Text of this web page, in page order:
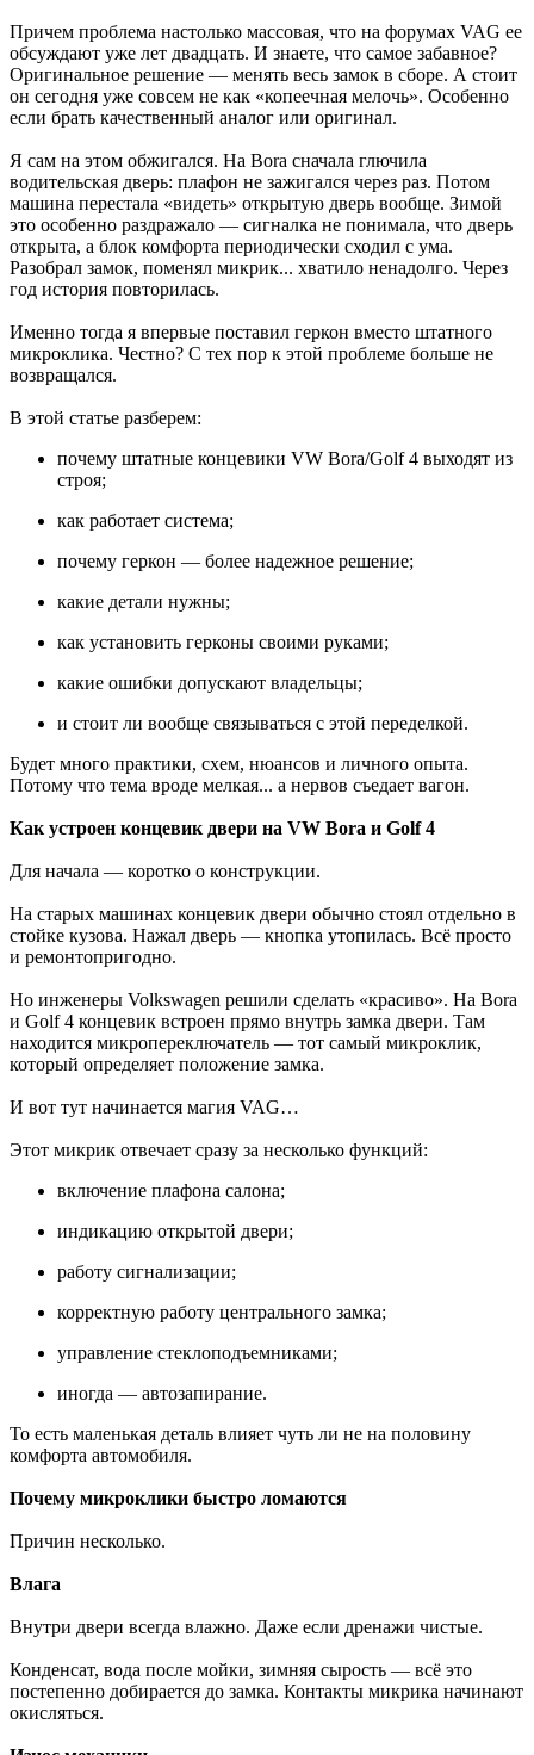
Причем проблема настолько массовая, что на форумах VAG ее
обсуждают уже лет двадцать. И знаете, что самое забавное?
Оригинальное решение — менять весь замок в сборе. А стоит
он сегодня уже совсем не как «копеечная мелочь». Особенно
если брать качественный аналог или оригинал.
Я сам на этом обжигался. На Bora сначала глючила
водительская дверь: плафон не зажигался через раз. Потом
машина перестала «видеть» открытую дверь вообще. Зимой
это особенно раздражало — сигналка не понимала, что дверь
открыта, а блок комфорта периодически сходил с ума.
Разобрал замок, поменял микрик... хватило ненадолго. Через
год история повторилась.
Именно тогда я впервые поставил геркон вместо штатного
микроклика. Честно? С тех пор к этой проблеме больше не
возвращался.
В этой статье разберем:
почему штатные концевики VW Bora/Golf 4 выходят из
строя;
как работает система;
почему геркон — более надежное решение;
какие детали нужны;
как установить герконы своими руками;
какие ошибки допускают владельцы;
и стоит ли вообще связываться с этой переделкой.
Будет много практики, схем, нюансов и личного опыта.
Потому что тема вроде мелкая... а нервов съедает вагон.
Как устроен концевик двери на VW Bora и Golf 4
Для начала — коротко о конструкции.
На старых машинах концевик двери обычно стоял отдельно в
стойке кузова. Нажал дверь — кнопка утопилась. Всё просто
и ремонтопригодно.
Но инженеры Volkswagen решили сделать «красиво». На Bora
и Golf 4 концевик встроен прямо внутрь замка двери. Там
находится микропереключатель — тот самый микроклик,
который определяет положение замка.
И вот тут начинается магия VAG…
Этот микрик отвечает сразу за несколько функций:
включение плафона салона;
индикацию открытой двери;
работу сигнализации;
корректную работу центрального замка;
управление стеклоподъемниками;
иногда — автозапирание.
То есть маленькая деталь влияет чуть ли не на половину
комфорта автомобиля.
Почему микроклики быстро ломаются
Причин несколько.
Влага
Внутри двери всегда влажно. Даже если дренажи чистые.
Конденсат, вода после мойки, зимняя сырость — всё это
постепенно добирается до замка. Контакты микрика начинают
окисляться.